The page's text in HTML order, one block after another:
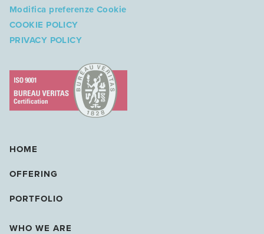
Modifica preferenze Cookie
COOKIE POLICY
PRIVACY POLICY
HOME
OFFERING
PORTFOLIO
WHO WE ARE